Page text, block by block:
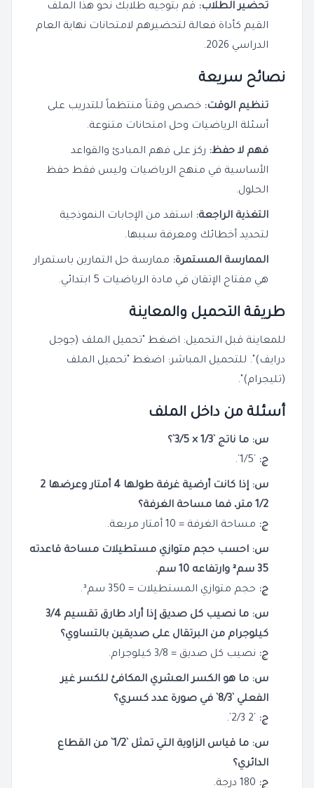
تحضير الطلاب: قم بتوجيه طلابك نحو هذا الملف
القيم كأداة فعالة لتحضيرهم لامتحانات نهاية العام
الدراسي 2026.
نصائح سريعة
تنظيم الوقت: خصص وقتاً منتظماً للتدريب على
أسئلة الرياضيات وحل امتحانات متنوعة.
فهم لا حفظ: ركز على فهم المبادئ والقواعد
الأساسية في منهج الرياضيات وليس فقط حفظ
الحلول.
التغذية الراجعة: استفد من الإجابات النموذجية
لتحديد أخطائك ومعرفة سببها.
الممارسة المستمرة: ممارسة حل التمارين باستمرار
هي مفتاح الإتقان في مادة الرياضيات 5 ابتدائي.
طريقة التحميل والمعاينة
للمعاينة قبل التحميل: اضغط "تحميل الملف (جوجل
درايف)". للتحميل المباشر: اضغط "تحميل الملف
(تليجرام)".
أسئلة من داخل الملف
س: ما ناتج `1/3 × 3/5`؟
ج:
س: إذا كانت أرضية غرفة طولها 4 أمتار وعرضها 2
1/2 متر، فما مساحة الغرفة؟
ج: مساحة الغرفة = 10 أمتار مربعة.
س: احسب حجم متوازي مستطيلات مساحة قاعدته
35 سم² وارتفاعه 10 سم.
ج: حجم متوازي المستطيلات = 350 سم³.
س: ما نصيب كل صديق إذا أراد طارق تقسيم 3/4
كيلوجرام من البرتقال على صديقين بالتساوي؟
ج: نصيب كل صديق = 3/8 كيلوجرام.
س: ما هو الكسر العشري المكافئ للكسر غير
الفعلي `8/3` في صورة عدد كسري؟
ج:
س: ما قياس الزاوية التي تمثل `1/2` من القطاع
الدائري؟
ج: